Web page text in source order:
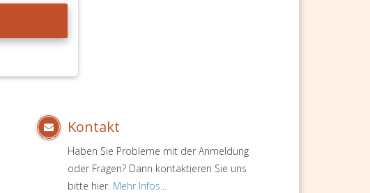
Kontakt
Haben Sie Probleme mit der Anmeldung
oder Fragen? Dann kontaktieren Sie uns
bitte hier. Mehr Infos...